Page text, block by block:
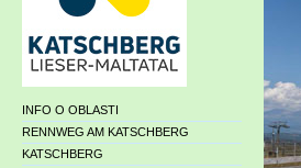
INFO O OBLASTI
RENNWEG AM KATSCHBERG
KATSCHBERG